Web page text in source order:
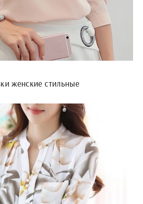
женские стильные